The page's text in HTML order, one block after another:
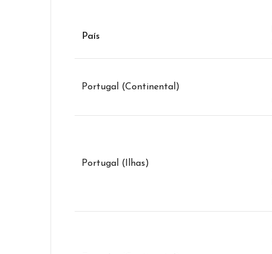
País
Portugal (Continental)
Portugal (Ilhas)